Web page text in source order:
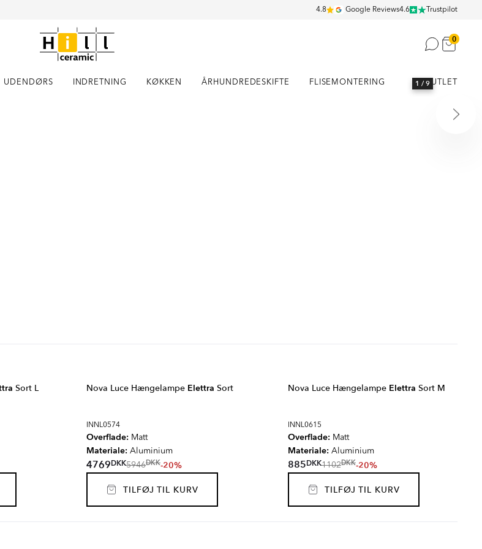
4.8 Google Reviews4.6 Trustpilot
0
UDENDØRS INDRETNING KØKKEN ÅRHUNDREDESKIFTE FLISEMONTERING OUTLET
1 / 9
Sort L Nova Luce Hængelampe Elettra Sort
INNL0574
Overflade: Matt
Materiale: Aluminium
4769DKK5946DKK-20%
TILFØJ TIL KURV
Nova Luce Hængelampe Elettra Sort M
INNL0615
Overflade: Matt
Materiale: Aluminium
885DKK1102DKK-20%
TILFØJ TIL KURV